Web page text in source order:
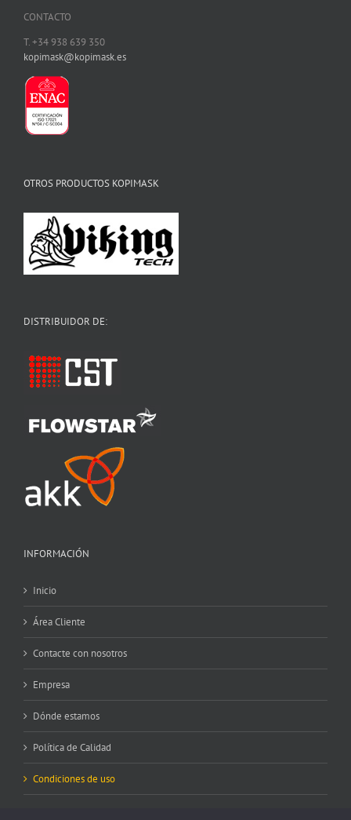
CONTACTO
T. +34 938 639 350
kopimask@kopimask.es
OTROS PRODUCTOS KOPIMASK
DISTRIBUIDOR DE:
INFORMACIÓN
Inicio
Área Cliente
Contacte con nosotros
Empresa
Dónde estamos
Política de Calidad
Condiciones de uso